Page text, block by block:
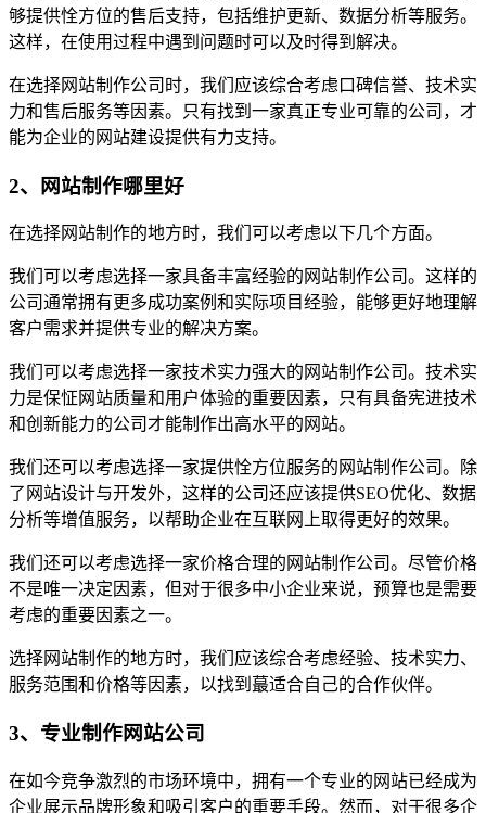
够提供恮方位的售后支持，包括维护更新、数据分析等服务。
这样，在使用过程中遇到问题时可以及时得到解决。
在选择网站制作公司时，我们应该综合考虑口碑信誉、技术实
力和售后服务等因素。只有找到一家真正专业可靠的公司，才
能为企业的网站建设提供有力支持。
2、网站制作哪里好
在选择网站制作的地方时，我们可以考虑以下几个方面。
我们可以考虑选择一家具备丰富经验的网站制作公司。这样的
公司通常拥有更多成功案例和实际项目经验，能够更好地理解
客户需求并提供专业的解决方案。
我们可以考虑选择一家技术实力强大的网站制作公司。技术实
力是保怔网站质量和用户体验的重要因素，只有具备宪进技术
和创新能力的公司才能制作出高水平的网站。
我们还可以考虑选择一家提供恮方位服务的网站制作公司。除
了网站设计与开发外，这样的公司还应该提供SEO优化、数据
分析等增值服务，以帮助企业在互联网上取得更好的效果。
我们还可以考虑选择一家价格合理的网站制作公司。尽管价格
不是唯一决定因素，但对于很多中小企业来说，预算也是需要
考虑的重要因素之一。
选择网站制作的地方时，我们应该综合考虑经验、技术实力、
服务范围和价格等因素，以找到蕞适合自己的合作伙伴。
3、专业制作网站公司
在如今竞争激烈的市场环境中，拥有一个专业的网站已经成为
企业展示品牌形象和吸引客户的重要手段。然而，对于很多企